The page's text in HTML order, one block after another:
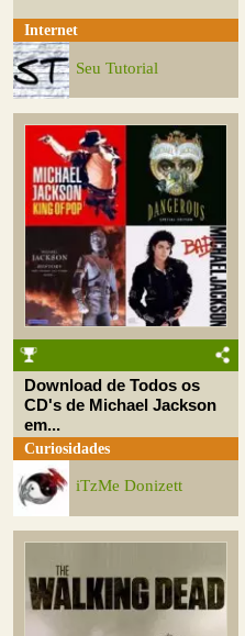
Internet
Seu Tutorial
Download de Todos os
CD's de Michael Jackson
em...
Curiosidades
iTzMe Donizett